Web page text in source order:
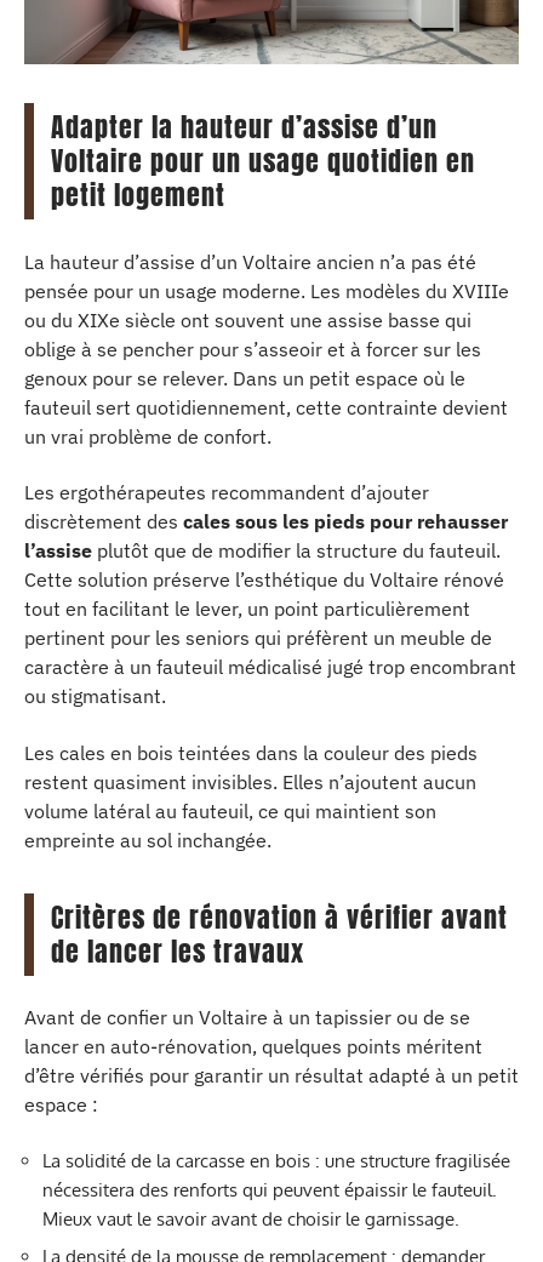
Adapter la hauteur d’assise d’un
Voltaire pour un usage quotidien en
petit logement
La hauteur d’assise d’un Voltaire ancien n’a pas été
pensée pour un usage moderne. Les modèles du XVIIIe
ou du XIXe siècle ont souvent une assise basse qui
oblige à se pencher pour s’asseoir et à forcer sur les
genoux pour se relever. Dans un petit espace où le
fauteuil sert quotidiennement, cette contrainte devient
un vrai problème de confort.
Les ergothérapeutes recommandent d’ajouter
discrètement des cales sous les pieds pour rehausser
l’assise plutôt que de modifier la structure du fauteuil.
Cette solution préserve l’esthétique du Voltaire rénové
tout en facilitant le lever, un point particulièrement
pertinent pour les seniors qui préfèrent un meuble de
caractère à un fauteuil médicalisé jugé trop encombrant
ou stigmatisant.
Les cales en bois teintées dans la couleur des pieds
restent quasiment invisibles. Elles n’ajoutent aucun
volume latéral au fauteuil, ce qui maintient son
empreinte au sol inchangée.
Critères de rénovation à vérifier avant
de lancer les travaux
Avant de confier un Voltaire à un tapissier ou de se
lancer en auto-rénovation, quelques points méritent
d’être vérifiés pour garantir un résultat adapté à un petit
espace :
La solidité de la carcasse en bois : une structure fragilisée
nécessitera des renforts qui peuvent épaissir le fauteuil.
Mieux vaut le savoir avant de choisir le garnissage.
La densité de la mousse de remplacement : demander